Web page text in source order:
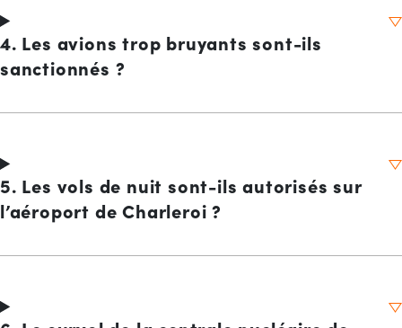
4. Les avions trop bruyants sont-ils
sanctionnés ?
5. Les vols de nuit sont-ils autorisés sur
l’aéroport de Charleroi ?